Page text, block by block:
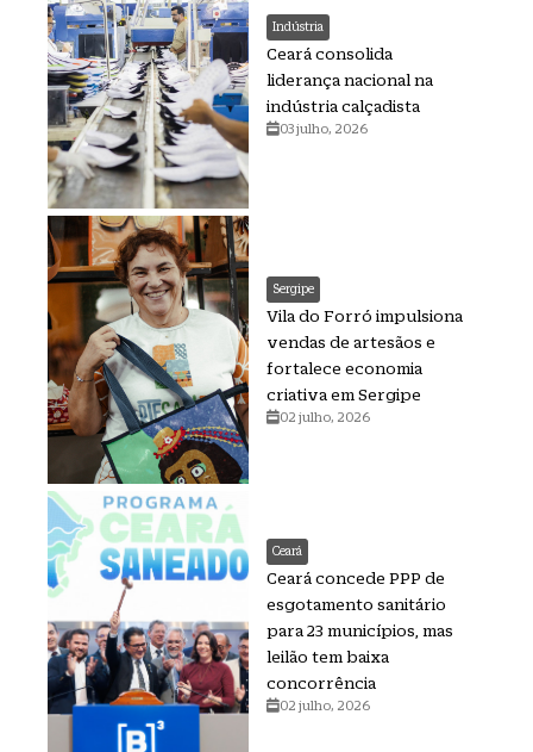
Indústria
Ceará consolida
liderança nacional na
indústria calçadista
03 julho, 2026
Sergipe
Vila do Forró impulsiona
vendas de artesãos e
fortalece economia
criativa em Sergipe
02 julho, 2026
Ceará
Ceará concede PPP de
esgotamento sanitário
para 23 municípios, mas
leilão tem baixa
concorrência
02 julho, 2026